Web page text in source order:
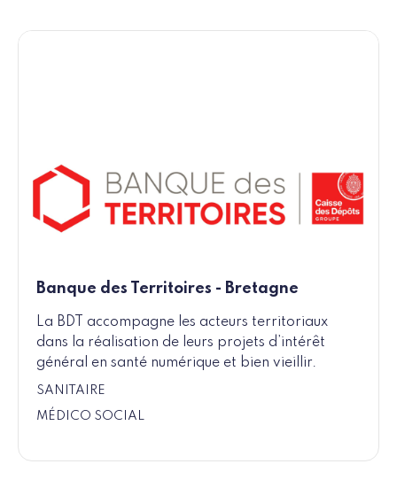
Banque des Territoires - Bretagne
La BDT accompagne les acteurs territoriaux
dans la réalisation de leurs projets d’intérêt
général en santé numérique et bien vieillir.
SANITAIRE
MÉDICO SOCIAL